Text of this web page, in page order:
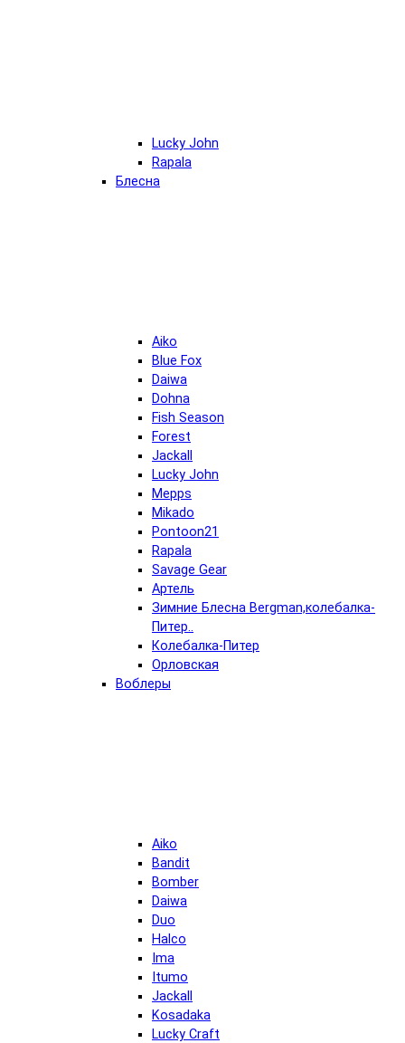
Lucky John
Rapala
Блесна
Aiko
Blue Fox
Daiwa
Dohna
Fish Season
Forest
Jackall
Lucky John
Mepps
Mikado
Pontoon21
Rapala
Savage Gear
Артель
Зимние Блесна Bergman,колебалка-
Питер..
Колебалка-Питер
Орловская
Воблеры
Aiko
Bandit
Bomber
Daiwa
Duo
Halco
Ima
Itumo
Jackall
Kosadaka
Lucky Craft